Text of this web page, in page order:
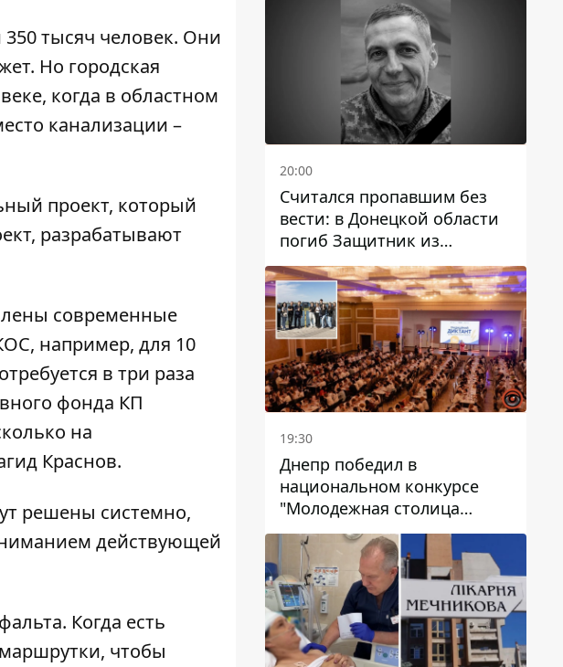
тысяч человек. Они
Но городская
когда в областном
канализации –
проект, который
разрабатывают
современные
например, для 10
в три раза
фонда КП
на
Краснов.
решены системно,
действующей
Когда есть
чтобы
20:00
Считался пропавшим без
вести: в Донецкой области
погиб Защитник из
Каменского Антон
Красовский
19:30
Днепр победил в
национальном конкурсе
"Молодежная столица
Украины – 2026"